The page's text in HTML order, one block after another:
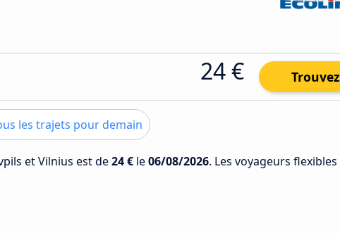
24 € Trouvez
les trajets pour demain
et Vilnius est de24 € le06/08/2026. Les voyageurs flexibles